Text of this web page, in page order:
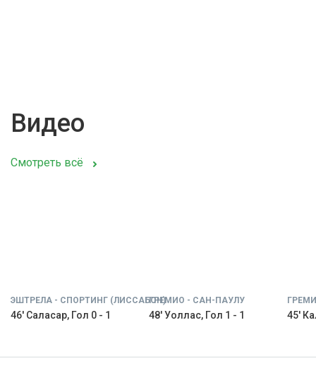
Видео
Смотреть всё
ЭШТРЕЛА - СПОРТИНГ (ЛИССАБОН)
46' Саласар, Гол 0 - 1
ГРЕМИО - САН-ПАУЛУ
48' Уоллас, Гол 1 - 1 45'